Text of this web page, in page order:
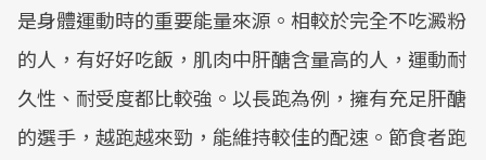
是身體運動時的重要能量來源。相較於完全不吃澱粉
的人，有好好吃飯，肌肉中肝醣含量高的人，運動耐
久性、耐受度都比較強。以長跑為例，擁有充足肝醣
的選手，越跑越來勁，能維持較佳的配速。節食者跑